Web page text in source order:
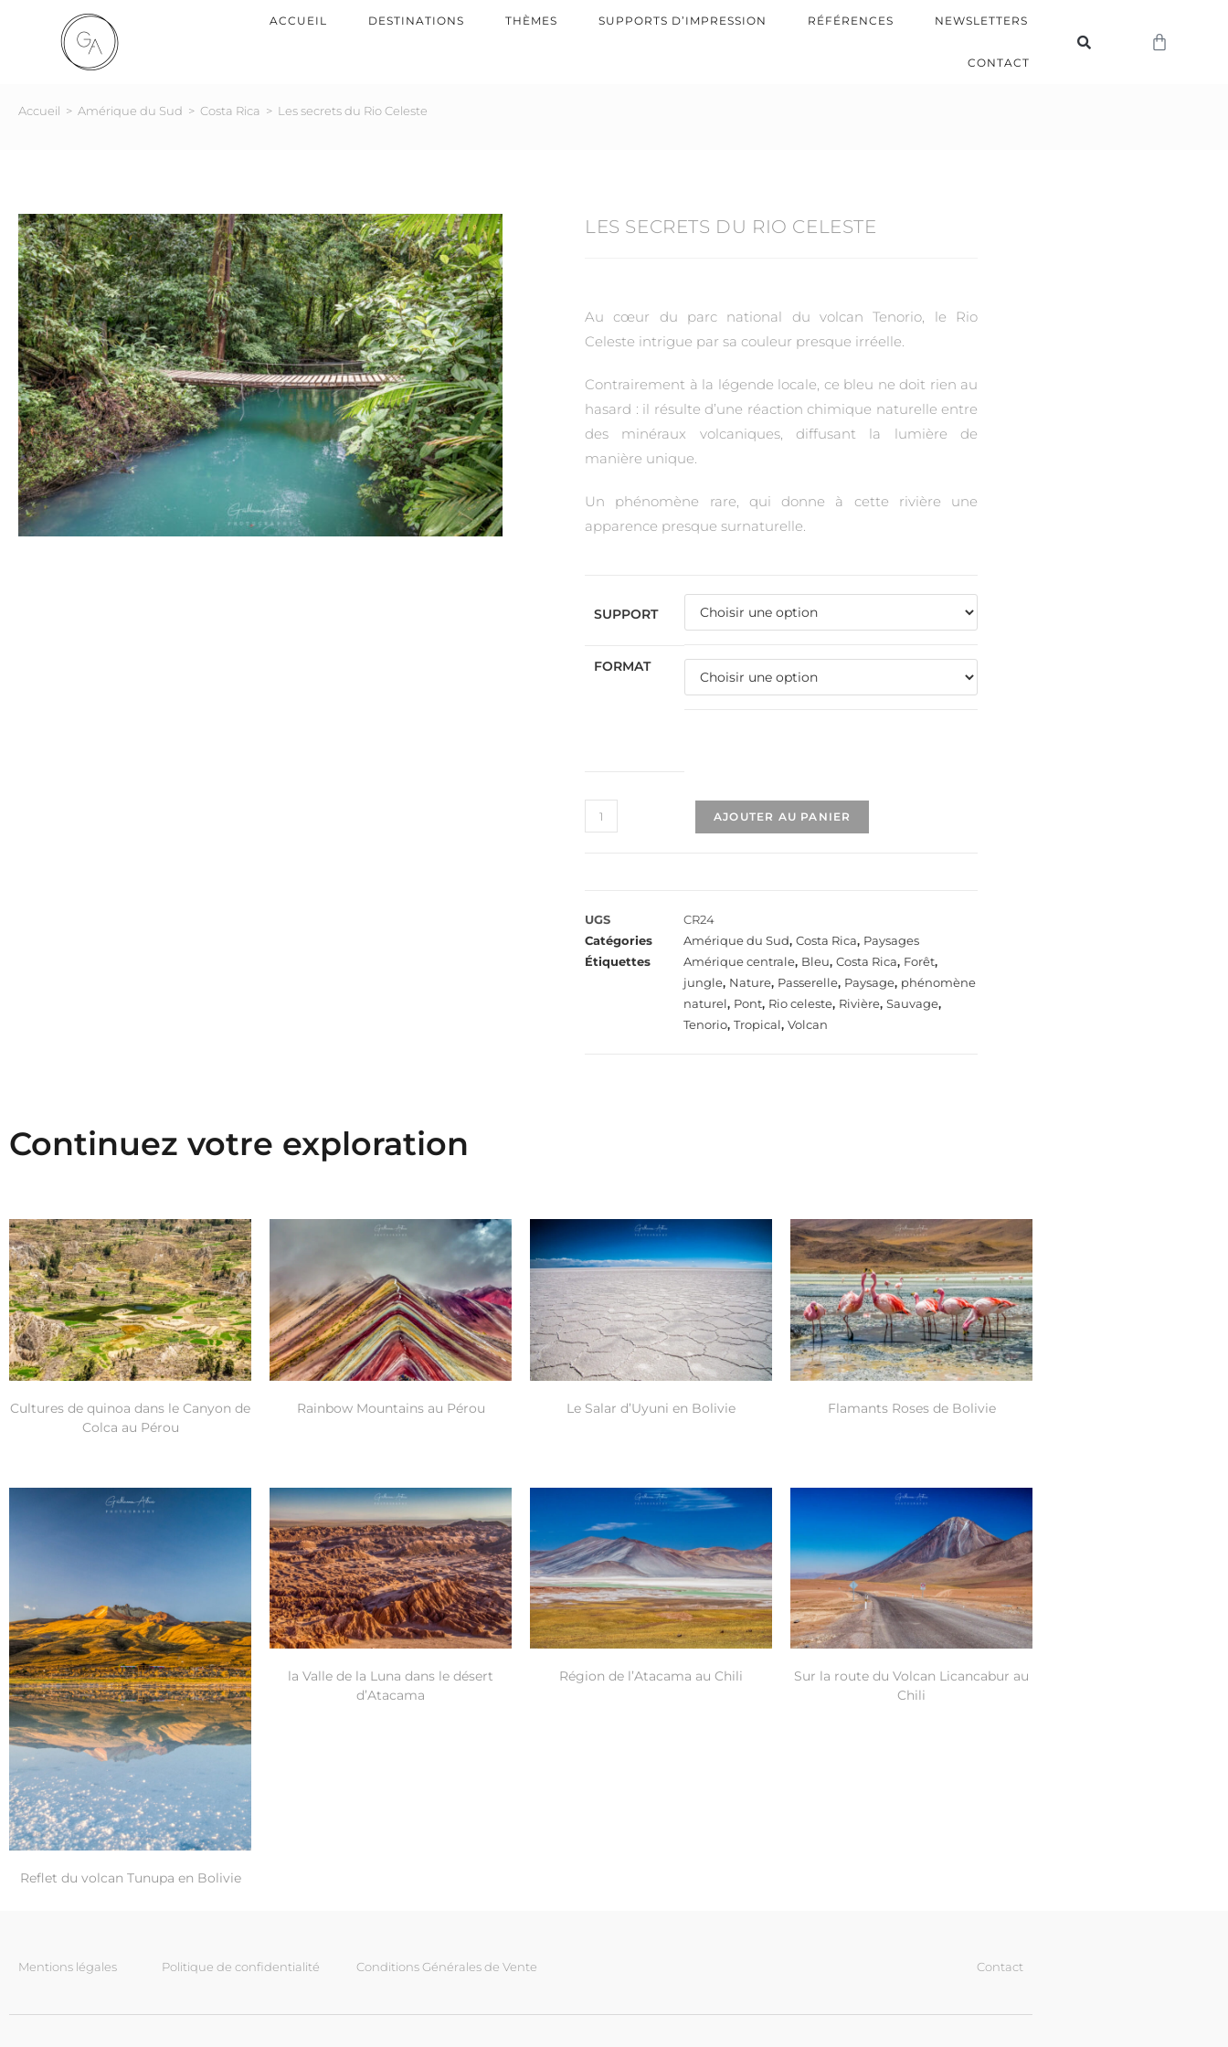
ACCUEIL DESTINATIONS THÈMES SUPPORTS D’IMPRESSION RÉFÉRENCES NEWSLETTERS
CONTACT
Accueil > Amérique du Sud > Costa Rica > Les secrets du Rio Celeste
LES SECRETS DU RIO CELESTE
Au cœur du parc national du volcan Tenorio, le Rio
Celeste intrigue par sa couleur presque irréelle.
Contrairement à la légende locale, ce bleu ne doit rien au
hasard : il résulte d’une réaction chimique naturelle entre
des minéraux volcaniques, diffusant la lumière de
manière unique.
Un phénomène rare, qui donne à cette rivière une
apparence presque surnaturelle.
SUPPORT
FORMAT
AJOUTER AU PANIER
UGS
CR24
Catégories
Amérique du Sud, Costa Rica, Paysages
Étiquettes
Amérique centrale, Bleu, Costa Rica, Forêt,
jungle, Nature, Passerelle, Paysage, phénomène
naturel, Pont, Rio celeste, Rivière, Sauvage,
Tenorio, Tropical, Volcan
Continuez votre exploration
Cultures de quinoa dans le Canyon de
Colca au Pérou
Rainbow Mountains au Pérou Le Salar d’Uyuni en Bolivie Flamants Roses de Bolivie
Reflet du volcan Tunupa en Bolivie
la Valle de la Luna dans le désert
d’Atacama
Région de l’Atacama au Chili
Sur la route du Volcan Licancabur au
Chili
Mentions légales Politique de confidentialité Conditions Générales de Vente Contact